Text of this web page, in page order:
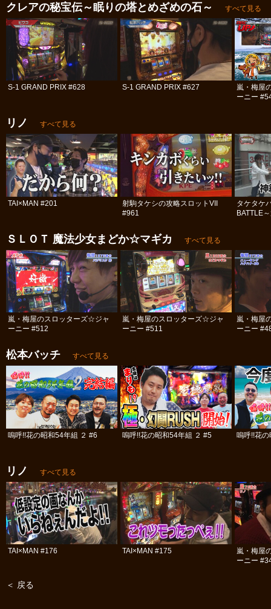
クレアの秘宝伝～眠りの塔とめざめの石～ すべて見る
S-1 GRAND PRIX #628 S-1 GRAND PRIX #627
嵐・梅屋
ーニー
リノ すべて見る
TAI×MAN #201
射駒タケシの攻略スロットVII
#961
タケタケ
BATTLE
ＳＬＯＴ 魔法少女まどか☆マギカ すべて見る
嵐・梅屋のスロッターズ☆ジャ
ーニー #512
嵐・梅屋のスロッターズ☆ジャ
ーニー #511
嵐・梅屋
ーニー
松本バッチ すべて見る
嗚呼!!花の昭和54年組 ２ #6 嗚呼!!花の昭和54年組 ２ #5 嗚呼!!花
リノ すべて見る
TAI×MAN #176 TAI×MAN #175
嵐・梅屋
ーニー
＜ 戻る